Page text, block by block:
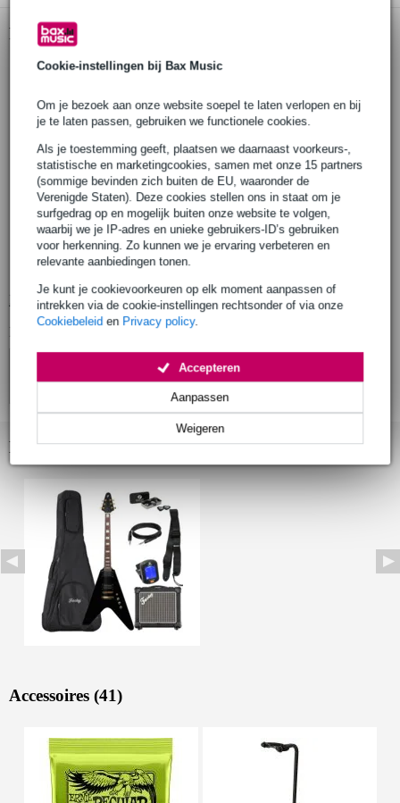
Cookie-instellingen bij Bax Music
Om je bezoek aan onze website soepel te laten verlopen en bij
je te laten passen, gebruiken we functionele cookies.
Als je toestemming geeft, plaatsen we daarnaast voorkeurs-,
statistische en marketingcookies, samen met onze 15 partners
(sommige bevinden zich buiten de EU, waaronder de
Verenigde Staten). Deze cookies stellen ons in staat om je
surfgedrag op en mogelijk buiten onze website te volgen,
waarbij we je IP-adres en unieke gebruikers-ID’s gebruiken
voor herkenning. Zo kunnen we je ervaring verbeteren en
relevante aanbiedingen tonen.
Je kunt je cookievoorkeuren op elk moment aanpassen of
intrekken via de cookie-instellingen rechtsonder of via onze
Cookiebeleid en Privacy policy.
Weigeren
Aanpassen
Accepteren
Productinformatie
Fazley elektrische gitaar
serie: Vintage Series
body
materiaal: linde (basswood)
afwerking: hoogglans
vorm: V
verbinding: gelijmd (set-neck)
materiaal: esdoorn (maple)
afwerking: hoogglans
Bekijk alle productspecificaties
Bekijk ook eens (1)
Accessoires (41)